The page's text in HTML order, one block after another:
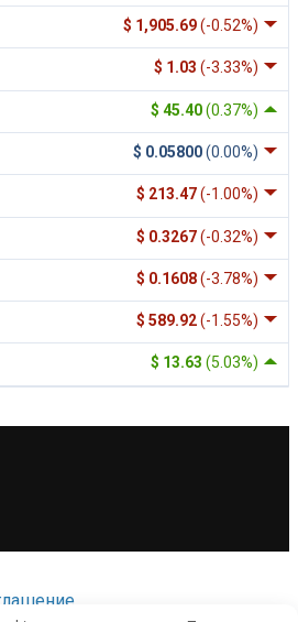
$ 1,905.69(-0.52%)
$ 1.03 (-3.33%)
$ 45.40(0.37%)
$ 0.05800(0.00%)
$ 213.47(-1.00%)
$ 0.3267(-0.32%)
$ 0.1608(-3.78%)
$ 589.92(-1.55%)
$ 13.63 (5.03%)